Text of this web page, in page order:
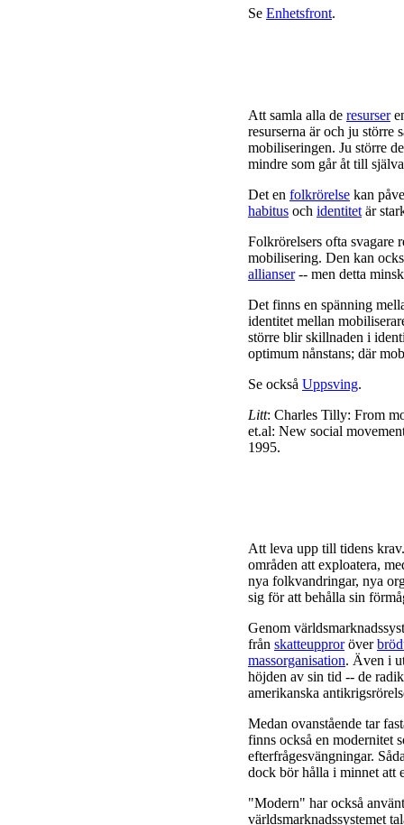
Se Enhetsfront.
Att samla alla de resurser
resurserna är och ju större
mobiliseringen. Ju större
mindre som går åt till
Det en folkrörelse kan
habitus och identitet är
Folkrörelsers ofta svagare
mobilisering. Den kan
allianser-- men detta
Det finns en spänning
identitet mellan
större blir skillnaden i
optimum nånstans; där
Se också Uppsving.
Litt: Charles Tilly: From
et.al: New social
1995.
Att leva upp till tidens
områden att exploatera,
nya folkvandringar, nya
sig för att behålla sin
Genom
från skatteupproröver
massorganisation. Även i
höjden av sin tid -- de
amerikanska
Medan ovanstående tar
finns också en modernitet
efterfrågesvängningar.
dock bör hålla i minnet att
"Modern" har också
världsmarknadssystemet